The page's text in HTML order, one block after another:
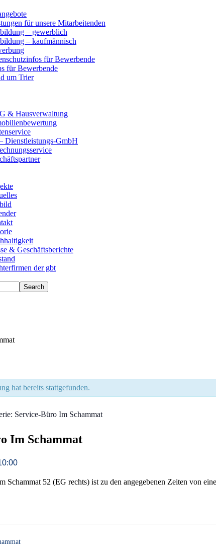
für unsere Mitarbeitenden
– gewerblich
– kaufmännisch
für Bewerbende
für Bewerbende
um Trier
& Hausverwaltung
Dienstleistungs-GmbH
& Geschäftsberichte
der gbt
hat bereits stattgefunden.
Service-Büro Im Schammat
Im Schammat
Schammat 52 (EG rechts) ist zu den angegebenen Zeiten von